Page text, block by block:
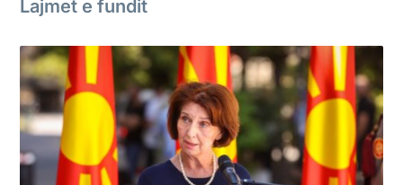
Lajmet e fundit